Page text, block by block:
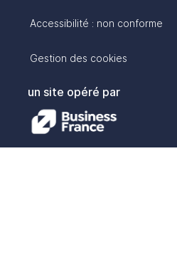
Accessibilité : non conforme
Gestion des cookies
un site opéré par
avec :